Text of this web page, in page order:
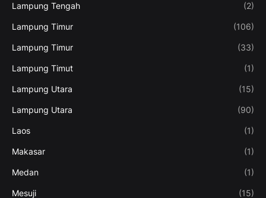
Lampung Tengah (2)
Lampung Timur (106)
Lampung Timur (33)
Lampung Timut (1)
Lampung Utara (15)
Lampung Utara (90)
Laos (1)
Makasar (1)
Medan (1)
Mesuji (15)